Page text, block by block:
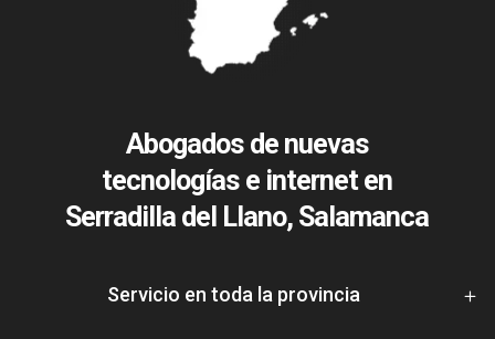
Abogados de nuevas
tecnologías e internet en
Serradilla del Llano, Salamanca
Servicio en toda la provincia